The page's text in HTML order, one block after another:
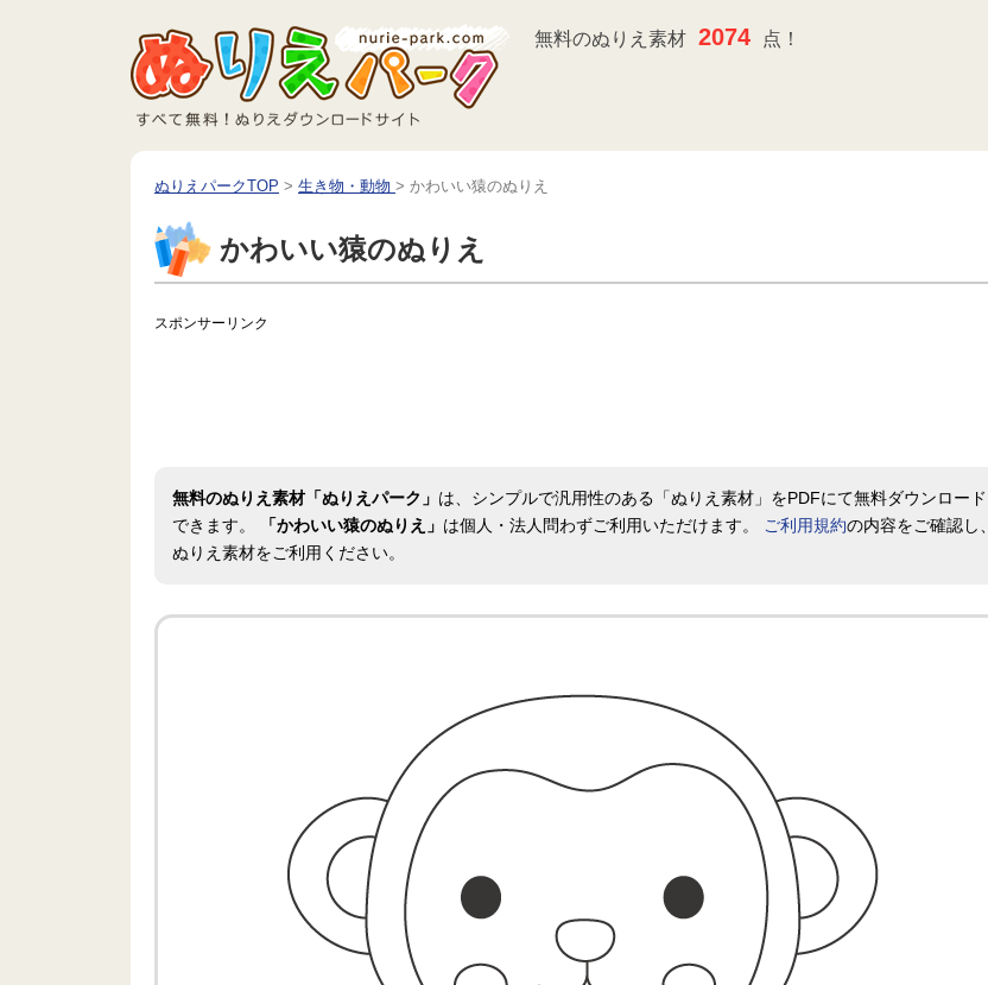
無料のぬりえ素材 2074 点！
ぬりえパークTOP > 生き物・動物 > かわいい猿のぬりえ
かわいい猿のぬりえ
スポンサーリンク
無料のぬりえ素材「ぬりえパーク」 は、シンプルで汎用性のある「ぬりえ素材」をPDFにて無料ダウンロード
できます。
「かわいい猿のぬりえ」 は個人・法人問わずご利用いただけます。 ご利用規約の内容をご確認し、
ぬりえ素材をご利用ください。